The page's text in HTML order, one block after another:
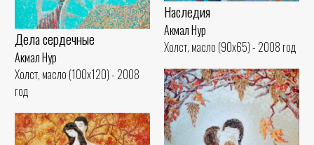
Наследия
Акмал Нур
Холст, масло (90x65) - 2008 год
Дела сердечные
Акмал Нур
Холст, масло (100x120) - 2008
год